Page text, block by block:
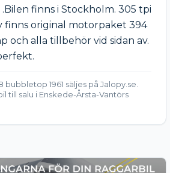
finns i Stockholm. 305 tpi
finns original motorpaket 394
och alla tillbehör vid sidan av.
1961 säljes på Jalopy.se.
till salu i Enskede-Årsta-Vantörs